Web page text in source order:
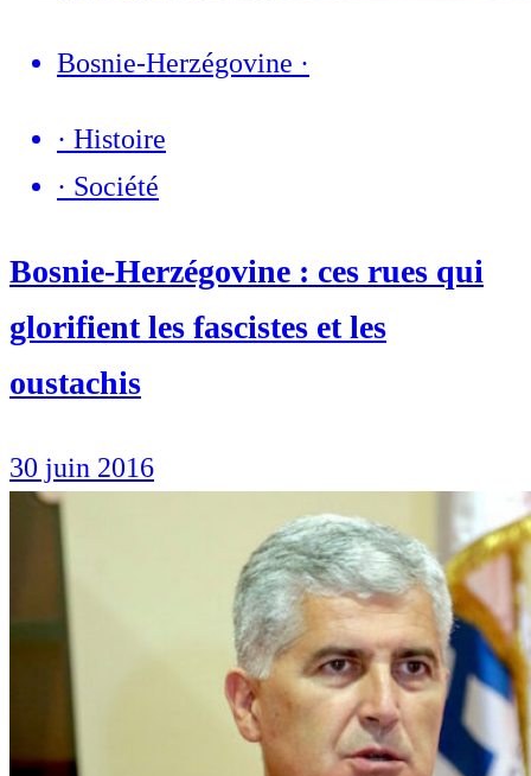
Bosnie-Herzégovine ·
· Histoire
· Société
Bosnie-Herzégovine : ces rues qui
glorifient les fascistes et les
oustachis
30 juin 2016